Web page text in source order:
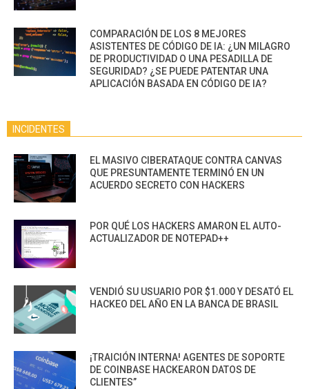
COMPARACIÓN DE LOS 8 MEJORES
ASISTENTES DE CÓDIGO DE IA: ¿UN MILAGRO
DE PRODUCTIVIDAD O UNA PESADILLA DE
SEGURIDAD? ¿SE PUEDE PATENTAR UNA
APLICACIÓN BASADA EN CÓDIGO DE IA?
INCIDENTES
EL MASIVO CIBERATAQUE CONTRA CANVAS
QUE PRESUNTAMENTE TERMINÓ EN UN
ACUERDO SECRETO CON HACKERS
POR QUÉ LOS HACKERS AMARON EL AUTO-
ACTUALIZADOR DE NOTEPAD++
VENDIÓ SU USUARIO POR $1.000 Y DESATÓ EL
HACKEO DEL AÑO EN LA BANCA DE BRASIL
¡TRAICIÓN INTERNA! AGENTES DE SOPORTE
DE COINBASE HACKEARON DATOS DE
CLIENTES”